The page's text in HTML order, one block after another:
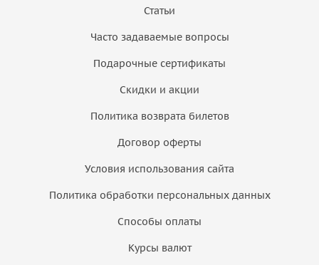
Статьи
Часто задаваемые вопросы
Подарочные сертификаты
Скидки и акции
Политика возврата билетов
Договор оферты
Условия использования сайта
Политика обработки персональных данных
Способы оплаты
Курсы валют